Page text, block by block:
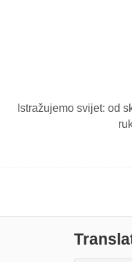
Istražujemo svijet: od